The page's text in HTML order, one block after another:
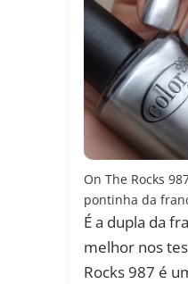
On The Rocks
pontinha da
É a dupla da
melhor nos
Rocks 987 é